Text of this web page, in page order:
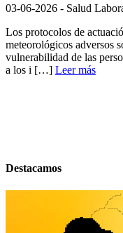
03-06-2026 - Salud
Los protocolos de
meteorológicos adversos
vulnerabilidad de las
a los i […] Leer más
Destacamos